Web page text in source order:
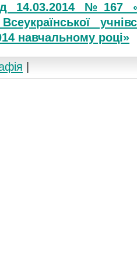
14.03.2014 №167
навчальному році»